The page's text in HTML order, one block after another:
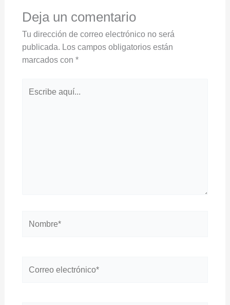
Deja un comentario
Tu dirección de correo electrónico no será
publicada. Los campos obligatorios están
marcados con *
aquí...
electrónico*